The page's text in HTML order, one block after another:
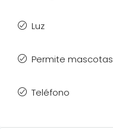
Luz
Permite mascotas
Teléfono